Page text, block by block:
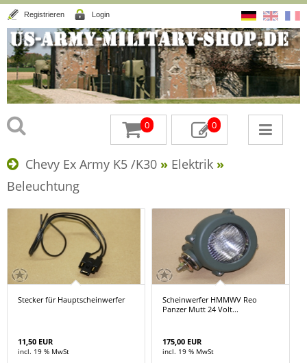
Registrieren Login
0 0
Chevy Ex Army K5 /K30 » Elektrik »
Beleuchtung
Stecker für Hauptscheinwerfer
11,50 EUR
incl. 19 % MwSt
Scheinwerfer HMMWV Reo
Panzer Mutt 24 Volt...
175,00 EUR
incl. 19 % MwSt